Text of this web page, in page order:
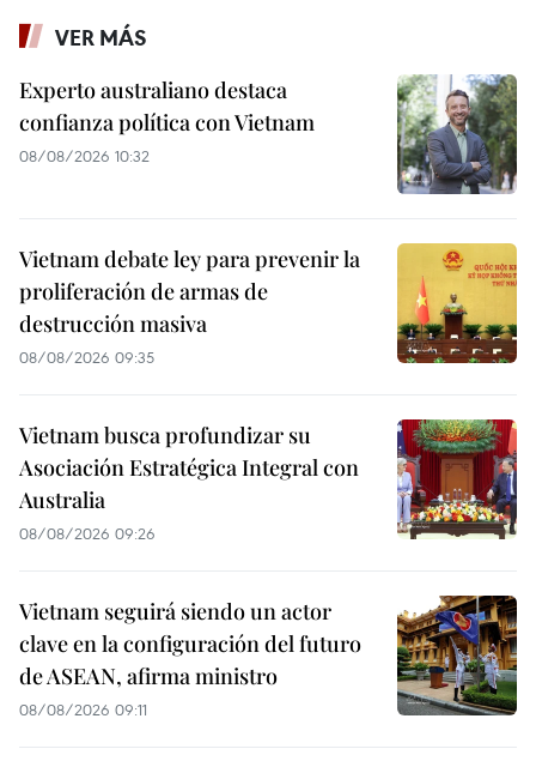
VER MÁS
Experto australiano destaca
confianza política con Vietnam
08/08/2026 10:32
Vietnam debate ley para prevenir la
proliferación de armas de
destrucción masiva
08/08/2026 09:35
Vietnam busca profundizar su
Asociación Estratégica Integral con
Australia
08/08/2026 09:26
Vietnam seguirá siendo un actor
clave en la configuración del futuro
de ASEAN, afirma ministro
08/08/2026 09:11